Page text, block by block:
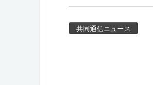
共同通信ニュース